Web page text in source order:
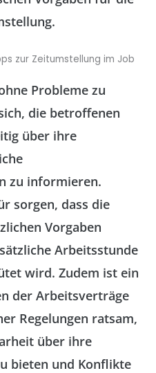
zur Zeitumstellung im Job
Probleme zu
die betroffenen
über ihre
zu informieren.
sorgen, dass die
Vorgaben
Arbeitsstunde
wird. Zudem ist ein
der Arbeitsverträge
Regelungen ratsam,
über ihre
bieten und Konflikte